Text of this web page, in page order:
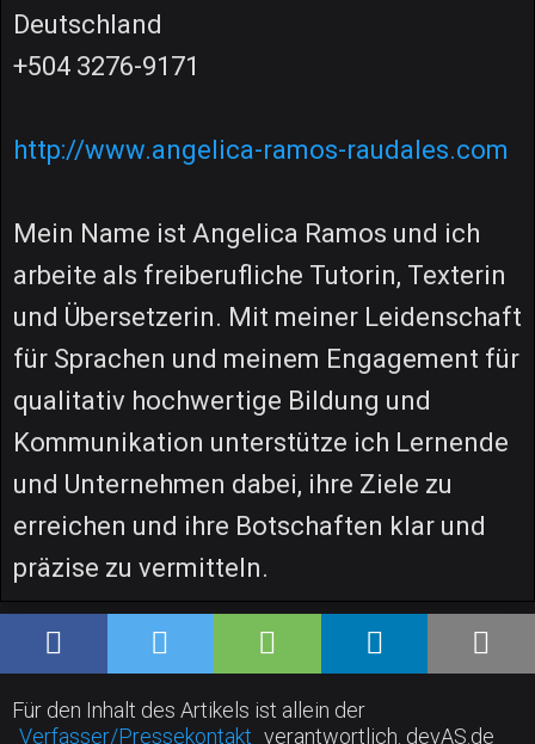
Deutschland
+504 3276-9171
http://www.angelica-ramos-raudales.com
Mein Name ist Angelica Ramos und ich
arbeite als freiberufliche Tutorin, Texterin
und Übersetzerin. Mit meiner Leidenschaft
für Sprachen und meinem Engagement für
qualitativ hochwertige Bildung und
Kommunikation unterstütze ich Lernende
und Unternehmen dabei, ihre Ziele zu
erreichen und ihre Botschaften klar und
präzise zu vermitteln.
Für den Inhalt des Artikels ist allein der
Verfasser/Pressekontakt verantwortlich. devAS.de